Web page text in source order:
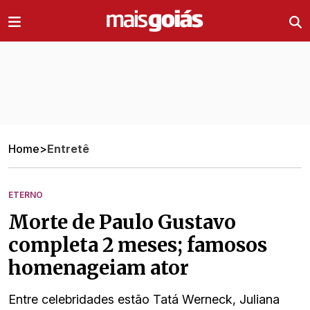
Home>Entretê
ETERNO
Morte de Paulo Gustavo
completa 2 meses; famosos
homenageiam ator
Entre celebridades estão Tatá Werneck, Juliana